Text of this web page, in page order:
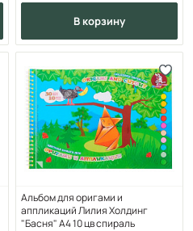
в корзину
Альбом для оригами и
аппликаций Лилия Холдинг
"Басня" А4 10 цв спираль